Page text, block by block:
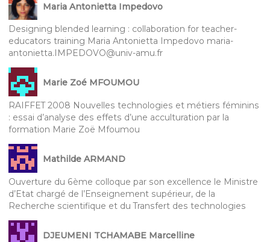
Maria Antonietta Impedovo
Designing blended learning : collaboration for teacher-
educators training Maria Antonietta Impedovo maria-
antonietta.IMPEDOVO@univ-amu.fr
Marie Zoé MFOUMOU
RAIFFET 2008 Nouvelles technologies et métiers féminins
: essai d’analyse des effets d’une acculturation par la
formation Marie Zoë Mfoumou
Mathilde ARMAND
Ouverture du 6ème colloque par son excellence le Ministre
d’Etat chargé de l’Enseignement supérieur, de la
Recherche scientifique et du Transfert des technologies
DJEUMENI TCHAMABE Marcelline